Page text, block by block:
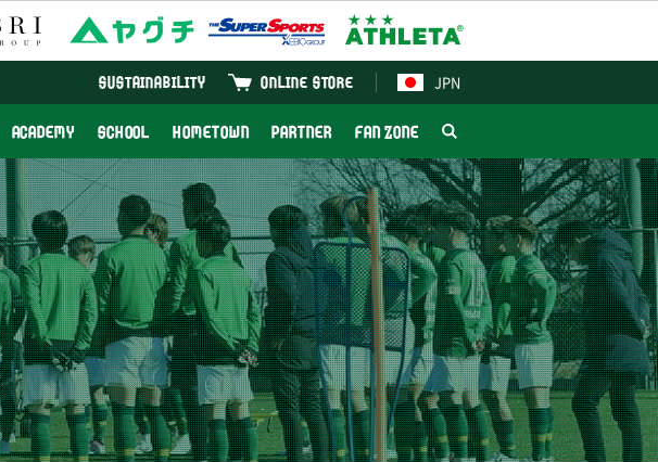
JPN
ONLINE STORE
SUSTAINABILITY
ACADEMY SCHOOL HOMETOWN PARTNER FAN ZONE